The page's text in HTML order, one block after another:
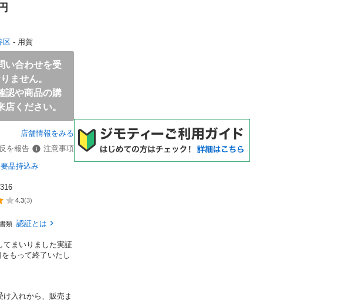
区 - 用賀
い合わせを受
ません。
認や商品の購
店ください。
店舗情報をみる
を報告
注意事項
品持込み
4.3(3)
類 認証とは
てまいりました実証
もって終了いたし
入れから、販売ま